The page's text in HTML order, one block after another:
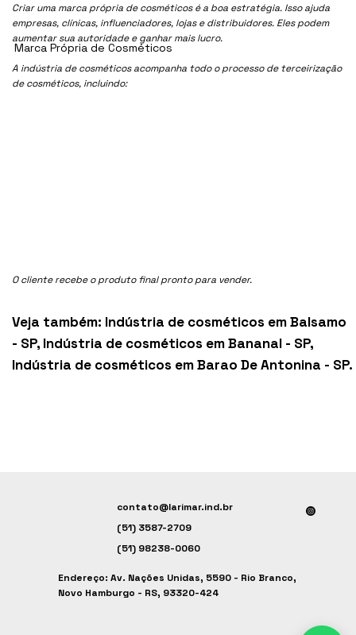
Criar uma marca própria de cosméticos é a boa estratégia. Isso ajuda
empresas, clínicas, influenciadores, lojas e distribuidores. Eles podem
aumentar sua autoridade e ganhar mais lucro.
A indústria de cosméticos acompanha todo o processo de terceirização
de cosméticos, incluindo:
O cliente recebe o produto final pronto para vender.
Veja também: Indústria de cosméticos em Balsamo
- SP, Indústria de cosméticos em Bananal - SP,
Indústria de cosméticos em Barao De Antonina - SP.
Marca Própria de Cosméticos
contato@larimar.ind.br
(51) 3587-2709
(51) 98238-0060
Endereço: Av. Nações Unidas, 5590 - Rio Branco,
Novo Hamburgo - RS, 93320-424